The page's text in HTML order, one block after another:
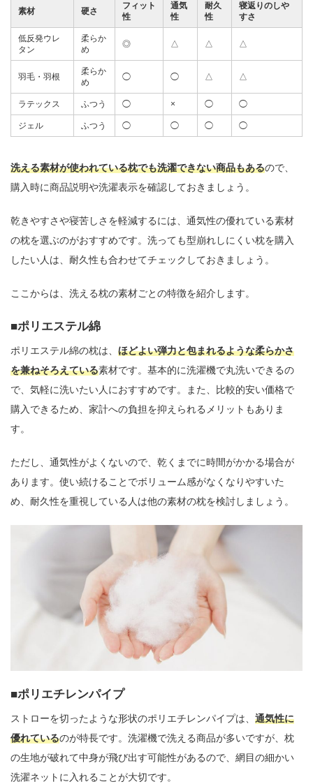
素材 硬さ
フィット
性
通気
性
耐久
性
寝返りのしや
すさ
低反発ウレ
タン
柔らか
め
◎ △ △ △
羽毛・羽根
柔らか
め
◯ ◯ △ △
ラテックス ふつう ◯ × ◯ ◯
ジェル ふつう ◯ ◯ ◯ ◯
洗える素材が使われている枕でも洗濯できない商品もあるので、
購入時に商品説明や洗濯表示を確認しておきましょう。
乾きやすさや寝苦しさを軽減するには、通気性の優れている素材
の枕を選ぶのがおすすめです。洗っても型崩れしにくい枕を購入
したい人は、耐久性も合わせてチェックしておきましょう。
ここからは、洗える枕の素材ごとの特徴を紹介します。
ポリエステル綿
ポリエステル綿の枕は、 ほどよい弾力と包まれるような柔らかさ
を兼ねそろえている素材です。基本的に洗濯機で丸洗いできるの
で、気軽に洗いたい人におすすめです。また、比較的安い価格で
購入できるため、家計への負担を抑えられるメリットもありま
す。
ただし、通気性がよくないので、乾くまでに時間がかかる場合が
あります。使い続けることでボリューム感がなくなりやすいた
め、耐久性を重視している人は他の素材の枕を検討しましょう。
ポリエチレンパイプ
ストローを切ったような形状のポリエチレンパイプは、 通気性に
優れているのが特長です。洗濯機で洗える商品が多いですが、枕
の生地が破れて中身が飛び出す可能性があるので、網目の細かい
洗濯ネットに入れることが大切です。